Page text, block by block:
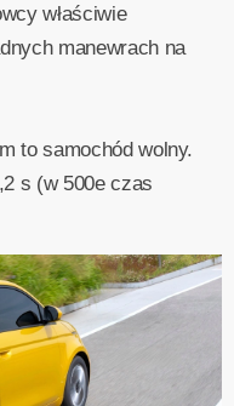
właściwie
manewrach na
to samochód wolny.
s (w 500e czas